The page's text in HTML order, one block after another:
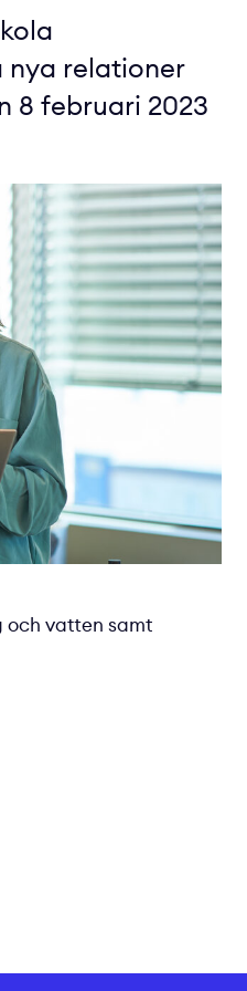
nya relationer
8 februari 2023
och vatten samt